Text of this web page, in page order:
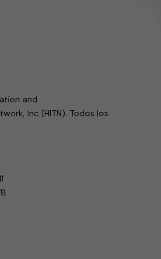
and
Inc (HITN). Todos los